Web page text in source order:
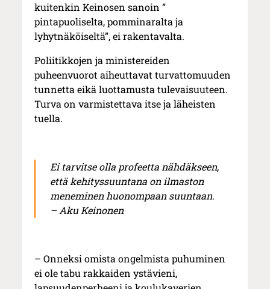
kuitenkin Keinosen sanoin ”
pintapuoliselta, pomminaralta ja
lyhytnäköiseltä”, ei rakentavalta.
Poliitikkojen ja ministereiden
puheenvuorot aiheuttavat turvattomuuden
tunnetta eikä luottamusta tulevaisuuteen.
Turva on varmistettava itse ja läheisten
tuella.
Ei tarvitse olla profeetta nähdäkseen,
että kehityssuuntana on ilmaston
meneminen huonompaan suuntaan.
– Aku Keinonen
– Onneksi omista ongelmista puhuminen
ei ole tabu rakkaiden ystävieni,